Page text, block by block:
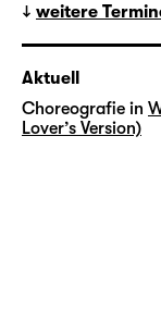
weitere
Aktuell
Choreografie in
Lover’s Version)